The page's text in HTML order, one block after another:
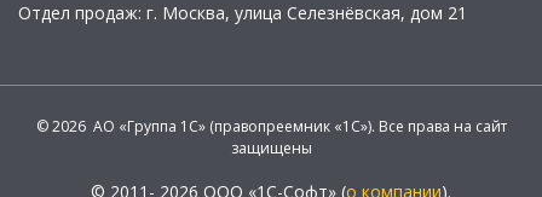
Отдел продаж: г. Москва, улица Селезнёвская, дом 21
© 2026 АО «Группа 1С» (правопреемник «1С»). Все права на сайт
защищены
© 2011- 2026 ООО «1С-Софт» (о компании).